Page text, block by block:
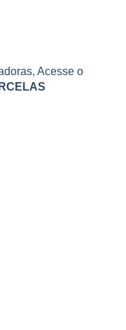
Acesse o